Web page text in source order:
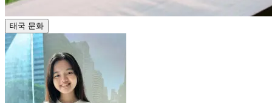
태국 문화